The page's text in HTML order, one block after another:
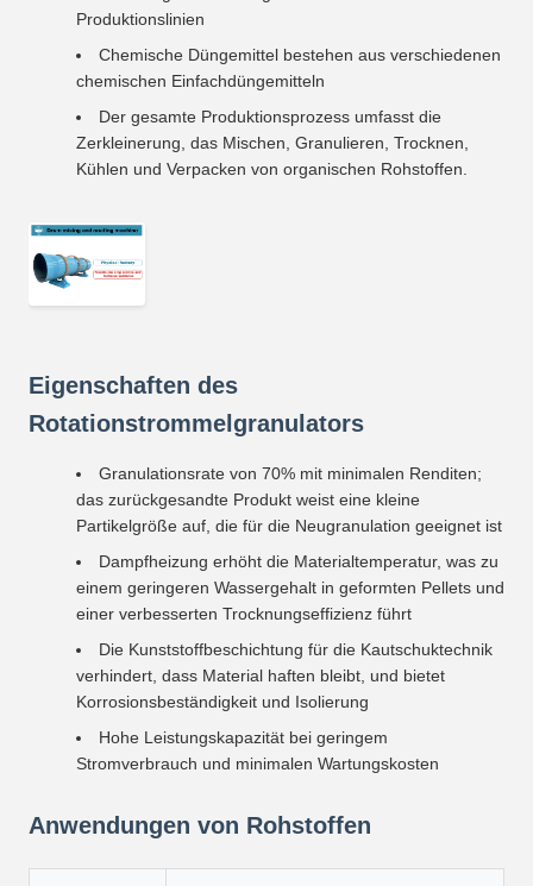
Produktionslinien
Chemische Düngemittel bestehen aus verschiedenen
chemischen Einfachdüngemitteln
Der gesamte Produktionsprozess umfasst die
Zerkleinerung, das Mischen, Granulieren, Trocknen,
Kühlen und Verpacken von organischen Rohstoffen.
Eigenschaften des
Rotationstrommelgranulators
Granulationsrate von 70% mit minimalen Renditen;
das zurückgesandte Produkt weist eine kleine
Partikelgröße auf, die für die Neugranulation geeignet ist
Dampfheizung erhöht die Materialtemperatur, was zu
einem geringeren Wassergehalt in geformten Pellets und
einer verbesserten Trocknungseffizienz führt
Die Kunststoffbeschichtung für die Kautschuktechnik
verhindert, dass Material haften bleibt, und bietet
Korrosionsbeständigkeit und Isolierung
Hohe Leistungskapazität bei geringem
Stromverbrauch und minimalen Wartungskosten
Anwendungen von Rohstoffen